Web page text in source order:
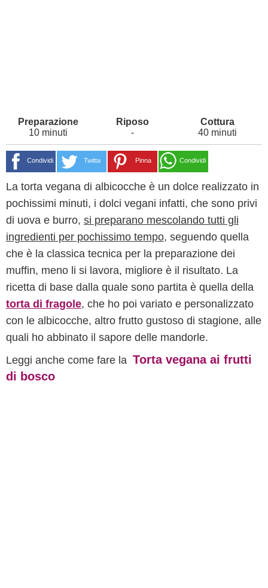
10 minuti - 40 minuti
Condividi Twitta Pinna Condividi
La torta vegana di albicocche è un dolce realizzato in
pochissimi minuti, i dolci vegani infatti, che sono privi
di uova e burro, si preparano mescolando tutti gli
ingredienti per pochissimo tempo, seguendo quella
che è la classica tecnica per la preparazione dei
muffin, meno li si lavora, migliore è il risultato. La
ricetta di base dalla quale sono partita è quella della
torta di fragole, che ho poi variato e personalizzato
con le albicocche, altro frutto gustoso di stagione, alle
quali ho abbinato il sapore delle mandorle.
Leggi anche come fare la Torta vegana ai frutti
di bosco